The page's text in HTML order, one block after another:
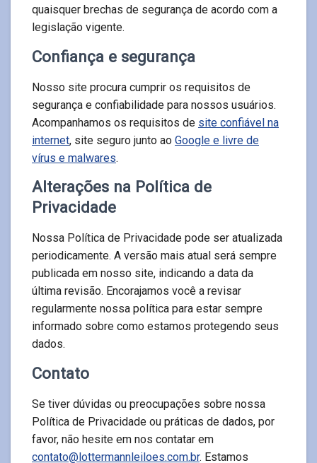
quaisquer brechas de segurança de acordo com a
legislação vigente.
Confiança e segurança
Nosso site procura cumprir os requisitos de
segurança e confiabilidade para nossos usuários.
Acompanhamos os requisitos de site confiável na
internet, site seguro junto ao Google e livre de
vírus e malwares.
Alterações na Política de
Privacidade
Nossa Política de Privacidade pode ser atualizada
periodicamente. A versão mais atual será sempre
publicada em nosso site, indicando a data da
última revisão. Encorajamos você a revisar
regularmente nossa política para estar sempre
informado sobre como estamos protegendo seus
dados.
Contato
Se tiver dúvidas ou preocupações sobre nossa
Política de Privacidade ou práticas de dados, por
favor, não hesite em nos contatar em
contato@lottermannleiloes.com.br. Estamos